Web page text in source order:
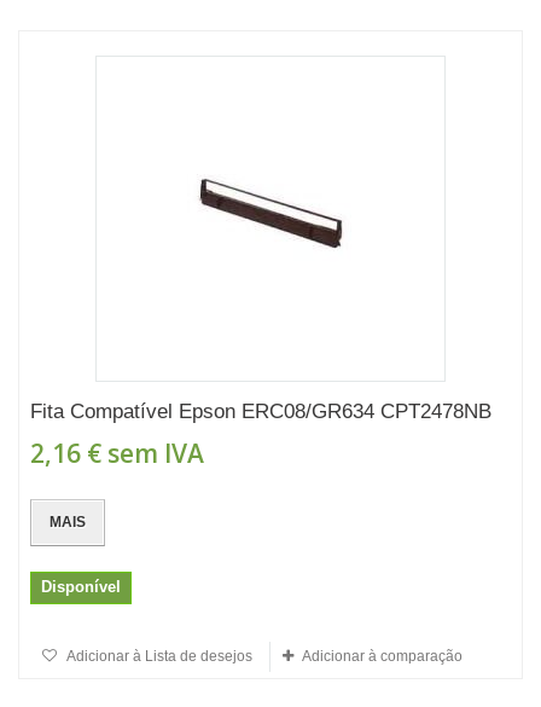
Fita Compatível Epson ERC08/GR634 CPT2478NB
2,16 € sem IVA
MAIS
Disponível
Adicionar à Lista de desejos Adicionar à comparação